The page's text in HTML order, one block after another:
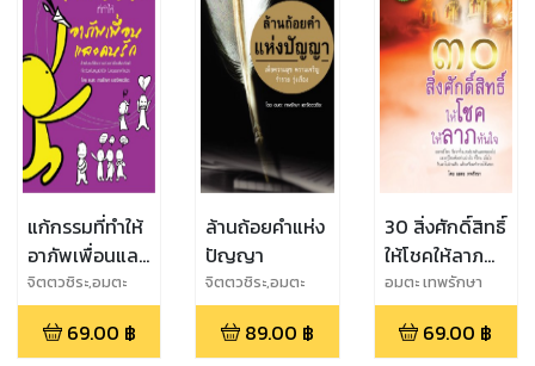
แก้กรรมที่ทำให้
อาภัพเพื่อนและ
คนรัก
จิตตวชิระ,อมตะ
เทพรักษา
69.00 ฿
ล้านถ้อยคำแห่ง
ปัญญา
จิตตวชิระ,อมตะ
เทพรักษา
89.00 ฿
30 สิ่งศักดิ์สิทธิ์
ให้โชคให้ลาภ
ทันใจ
อมตะ เทพรักษา
69.00 ฿